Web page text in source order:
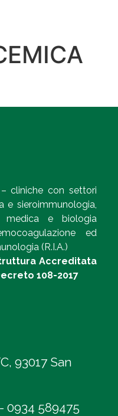
cliniche con settori
e sieroimmunologia,
medica e biologia
ed
(R.I.A.)
Accreditata
108-2017
93017 San
- 0934 589475